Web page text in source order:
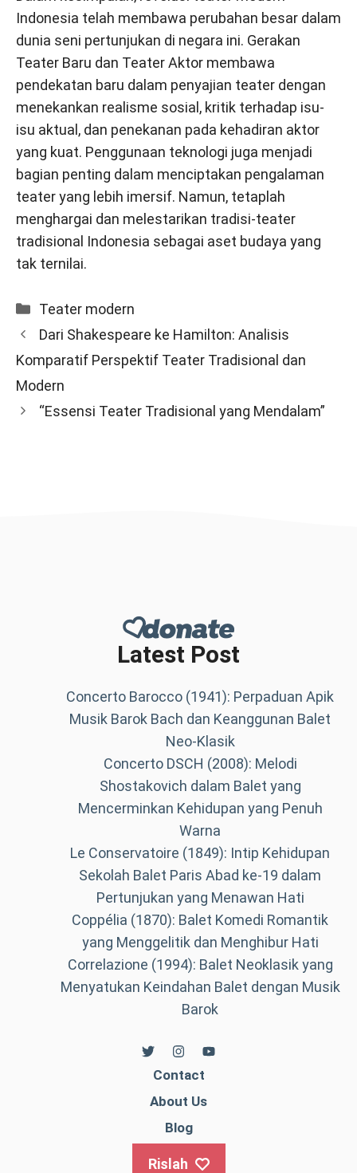
Indonesia telah membawa perubahan besar dalam
dunia seni pertunjukan di negara ini. Gerakan
Teater Baru dan Teater Aktor membawa
pendekatan baru dalam penyajian teater dengan
menekankan realisme sosial, kritik terhadap isu-
isu aktual, dan penekanan pada kehadiran aktor
yang kuat. Penggunaan teknologi juga menjadi
bagian penting dalam menciptakan pengalaman
teater yang lebih imersif. Namun, tetaplah
menghargai dan melestarikan tradisi-teater
tradisional Indonesia sebagai aset budaya yang
tak ternilai.
Categories
Teater modern
Dari Shakespeare ke Hamilton: Analisis
Komparatif Perspektif Teater Tradisional dan
Modern
“Essensi Teater Tradisional yang Mendalam”
Latest Post
Concerto Barocco (1941): Perpaduan Apik
Musik Barok Bach dan Keanggunan Balet
Neo-Klasik
Concerto DSCH (2008): Melodi
Shostakovich dalam Balet yang
Mencerminkan Kehidupan yang Penuh
Warna
Le Conservatoire (1849): Intip Kehidupan
Sekolah Balet Paris Abad ke-19 dalam
Pertunjukan yang Menawan Hati
Coppélia (1870): Balet Komedi Romantik
yang Menggelitik dan Menghibur Hati
Correlazione (1994): Balet Neoklasik yang
Menyatukan Keindahan Balet dengan Musik
Barok
Contact
About Us
Blog
Rislah